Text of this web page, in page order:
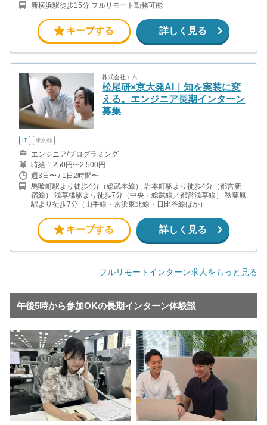
新横浜駅徒歩15分 フルリモート勤務可能
キープする 詳しく見る
株式会社エムニ
松尾研×京大発AI｜知を実装に変
える。エンジニア長期インターン
募集
IT 東京都
エンジニア/プログラミング
時給 1,250円〜2,500円
週3日〜 / 1日2時間〜
馬喰町駅より徒歩4分（総武本線） 岩本町駅より徒歩4分（都営新
宿線） 浅草橋駅より徒歩7分（中央・総武線／都営浅草線） 秋葉原
駅より徒歩7分（山手線・京浜東北線・日比谷線ほか）
キープする 詳しく見る
フルリモートインターン求人をもっと見る
午後5時から参加OKの長期インターン体験談